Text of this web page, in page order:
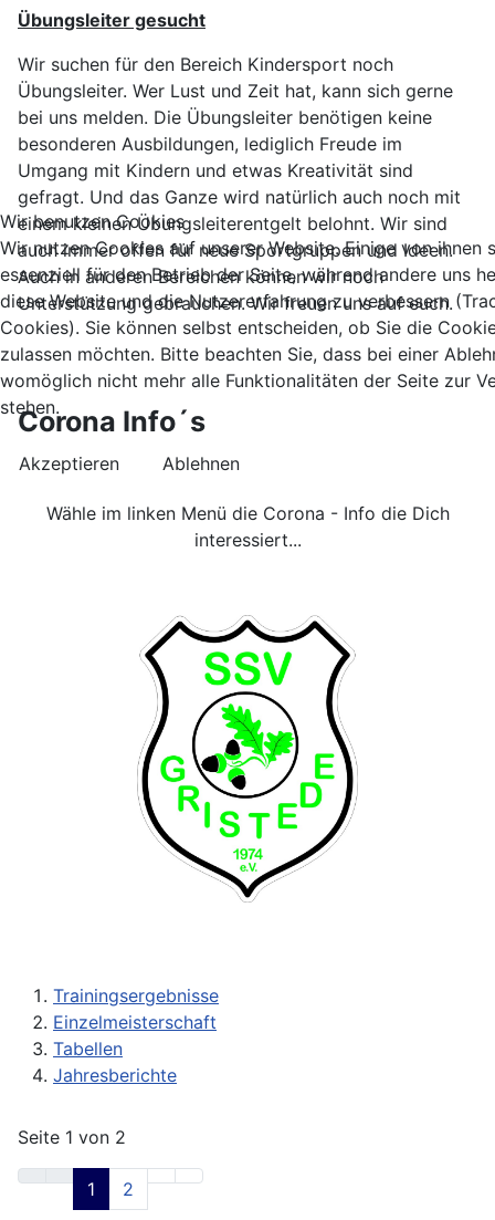
Übungsleiter gesucht
Wir suchen für den Bereich Kindersport noch
Übungsleiter. Wer Lust und Zeit hat, kann sich gerne
bei uns melden. Die Übungsleiter benötigen keine
besonderen Ausbildungen, lediglich Freude im
Umgang mit Kindern und etwas Kreativität sind
gefragt. Und das Ganze wird natürlich auch noch mit
einem kleinen Übungsleiterentgelt belohnt. Wir sind
auch immer offen für neue Sportgruppen und Ideen.
Auch in anderen Bereichen können wir noch
Unterstützung gebrauchen. Wir freuen uns auf euch.
Corona Info´s
Wähle im linken Menü die Corona - Info die Dich
interessiert...
Trainingsergebnisse
Einzelmeisterschaft
Tabellen
Jahresberichte
Seite 1 von 2
1 2
Wir benutzen Cookies
Wir nutzen Cookies auf unserer Website. Einige von ihnen
essenziell für den Betrieb der Seite, während andere uns
diese Website und die Nutzererfahrung zu verbessern
Cookies). Sie können selbst entscheiden, ob Sie die
zulassen möchten. Bitte beachten Sie, dass bei einer
womöglich nicht mehr alle Funktionalitäten der Seite zur
stehen.
Akzeptieren Ablehnen